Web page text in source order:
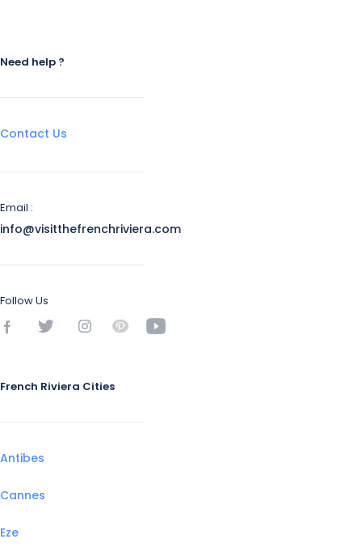
Need help ?
Contact Us
Email :
info@visitthefrenchriviera.com
Follow Us
French Riviera Cities
Antibes
Cannes
Eze